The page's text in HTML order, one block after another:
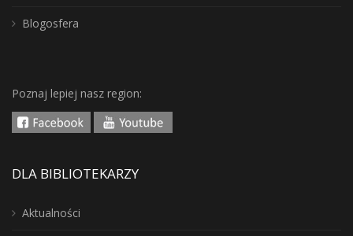
Blogosfera
Poznaj lepiej nasz region:
DLA BIBLIOTEKARZY
Aktualności